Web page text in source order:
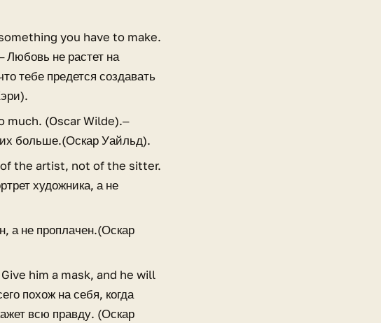
you have to make.
не растет на
тебе предется создавать
much. (Oscar Wilde).‒
их больше.(Оскар Уайльд).
the artist, not of the sitter.
художника, а не
а не проплачен.(Оскар
him a mask, and he will
похож на себя, когда
всю правду. (Оскар